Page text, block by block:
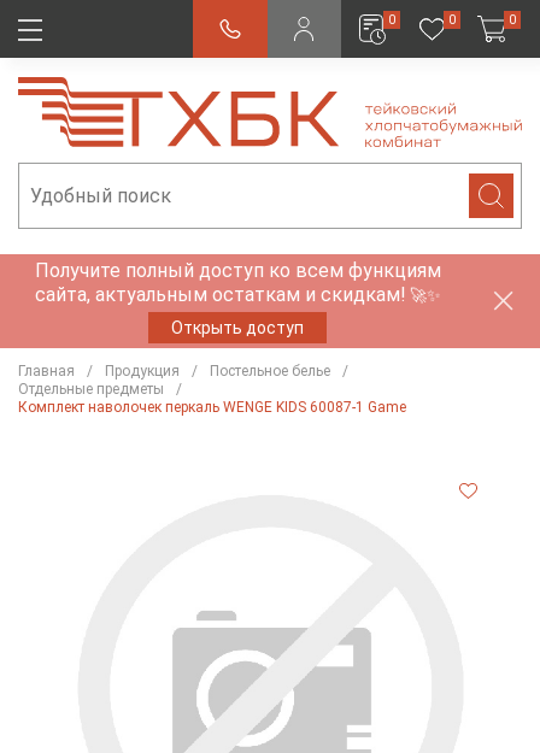
0 0 0
Получите полный доступ ко всем функциям
сайта, актуальным остаткам и скидкам! 🚀✨
Открыть доступ
Главная Продукция
Постельное белье
Отдельные предметы
Комплект наволочек перкаль WENGE KIDS 60087-1 Game